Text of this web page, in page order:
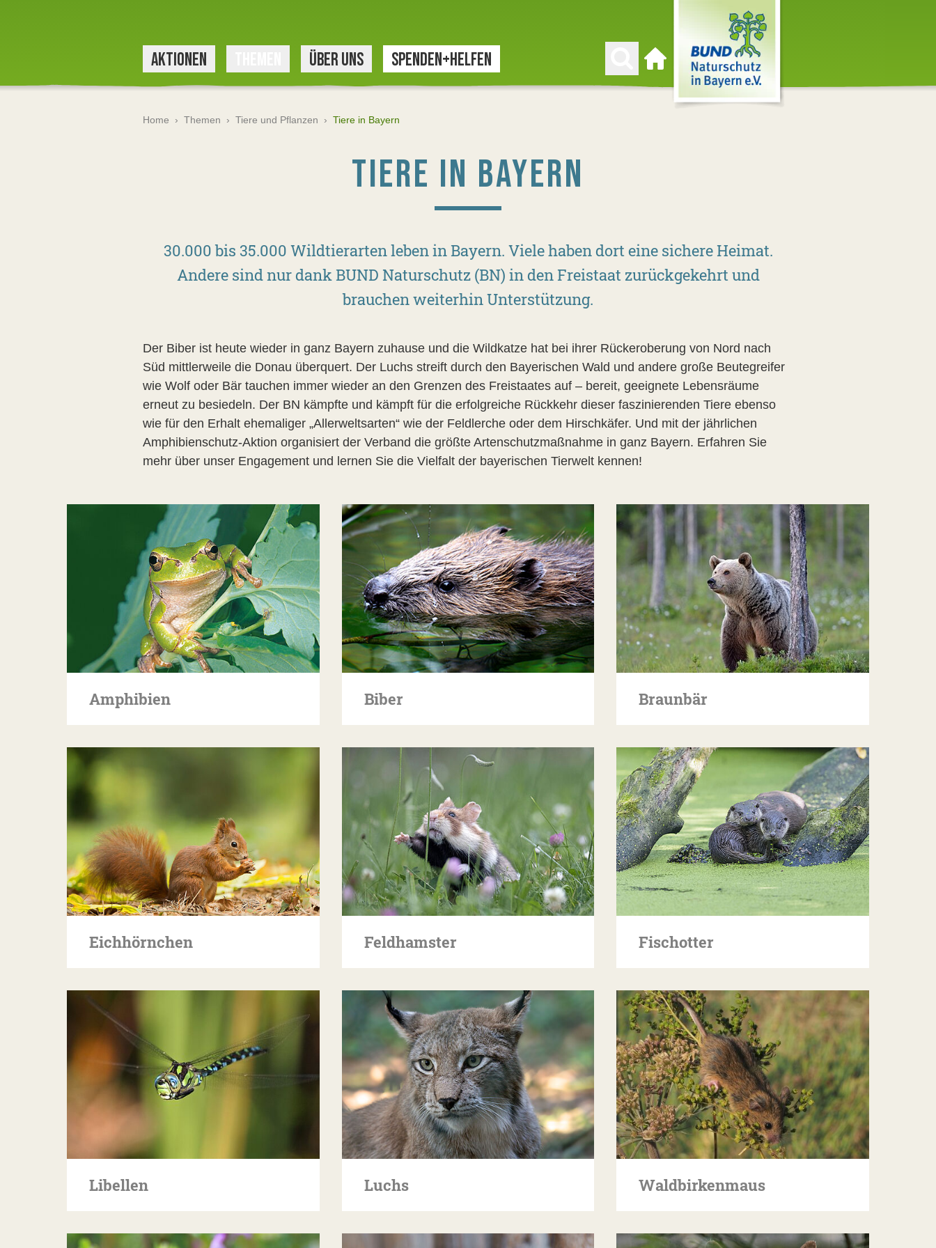
AKTIONEN ÜBER UNS SPENDEN+HELFEN
Zur Startseite
Home › Themen › Tiere und Pflanzen › Tiere in Bayern
TIERE IN BAYERN
30.000 bis 35.000 Wildtierarten leben in Bayern. Viele haben dort eine sichere Heimat.
Andere sind nur dank BUND Naturschutz (BN) in den Freistaat zurückgekehrt und
brauchen weiterhin Unterstützung.
Der Biber ist heute wieder in ganz Bayern zuhause und die Wildkatze hat bei ihrer Rückeroberung von Nord nach
Süd mittlerweile die Donau überquert. Der Luchs streift durch den Bayerischen Wald und andere große Beutegreifer
wie Wolf oder Bär tauchen immer wieder an den Grenzen des Freistaates auf – bereit, geeignete Lebensräume
erneut zu besiedeln. Der BN kämpfte und kämpft für die erfolgreiche Rückkehr dieser faszinierenden Tiere ebenso
wie für den Erhalt ehemaliger „Allerweltsarten“ wie der Feldlerche oder dem Hirschkäfer. Und mit der jährlichen
Amphibienschutz-Aktion organisiert der Verband die größte Artenschutzmaßnahme in ganz Bayern. Erfahren Sie
mehr über unser Engagement und lernen Sie die Vielfalt der bayerischen Tierwelt kennen!
Amphibien Biber Braunbär
Eichhörnchen Feldhamster Fischotter
Libellen Luchs Waldbirkenmaus